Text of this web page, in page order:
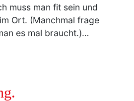
muss man fit sein und
Ort. (Manchmal frage
es mal braucht.)…